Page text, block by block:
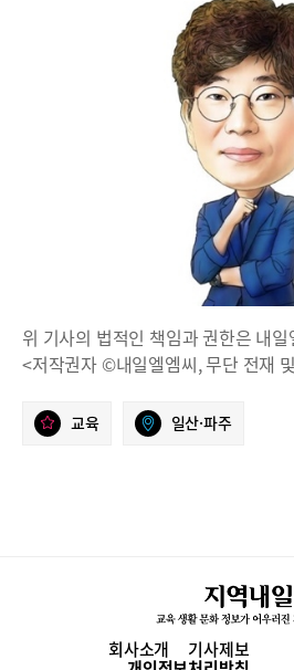
위 기사의 법적인 책임과 권한은 내
<저작권자 ©내일엘엠씨, 무단 전재
교육 일산·파주
회사소개 기사제보